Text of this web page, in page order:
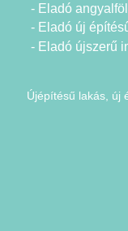
- Eladó
- Eladó új
- Eladó újszerű
Újépítésű lakás, új